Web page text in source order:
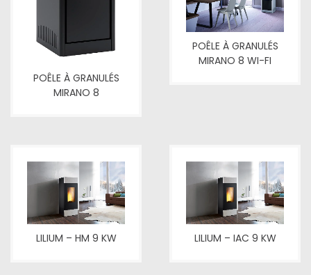
POÊLE À GRANULÉS
MIRANO 8
POÊLE À GRANULÉS
MIRANO 8 WI-FI
LILIUM – HM 9 KW LILIUM – IAC 9 KW